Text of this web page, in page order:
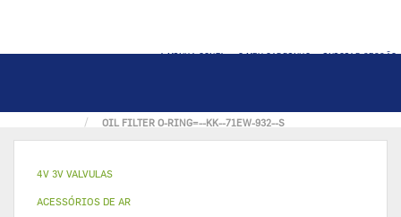
A MINHA CONTA O MEU CARRINHO INICIAR SESSÃO
OIL FILTER O-RING=--KK--71EW-932--S
4V 3V VALVULAS
ACESSÓRIOS DE AR